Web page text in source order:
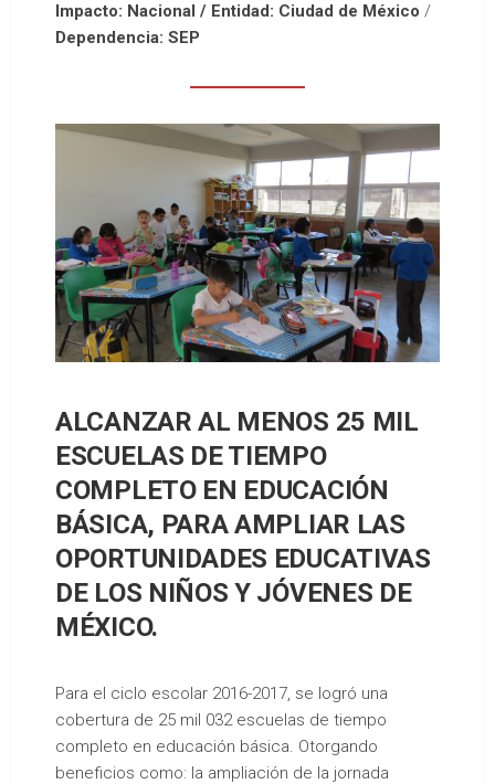
Impacto: Nacional / Entidad: Ciudad de México /
Dependencia: SEP
ALCANZAR AL MENOS 25 MIL
ESCUELAS DE TIEMPO
COMPLETO EN EDUCACIÓN
BÁSICA, PARA AMPLIAR LAS
OPORTUNIDADES EDUCATIVAS
DE LOS NIÑOS Y JÓVENES DE
MÉXICO.
Para el ciclo escolar 2016-2017, se logró una
cobertura de 25 mil 032 escuelas de tiempo
completo en educación básica. Otorgando
beneficios como: la ampliación de la jornada